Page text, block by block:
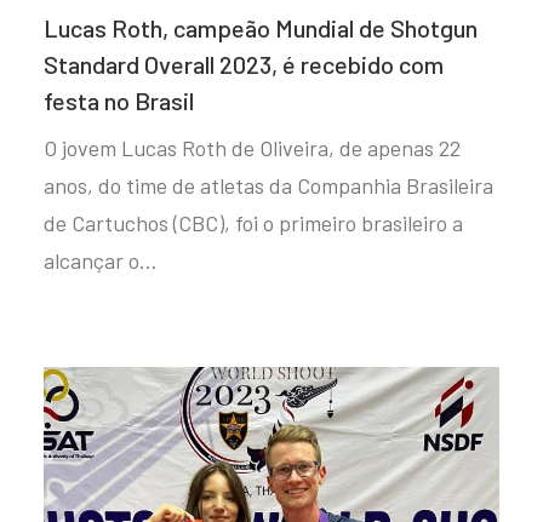
Lucas Roth, campeão Mundial de Shotgun
Standard Overall 2023, é recebido com
festa no Brasil
O jovem Lucas Roth de Oliveira, de apenas 22
anos, do time de atletas da Companhia Brasileira
de Cartuchos (CBC), foi o primeiro brasileiro a
alcançar o…